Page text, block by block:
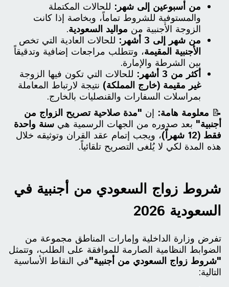
من أسبوعين إلى شهر: للحالات المكتملة
والمستوفية للشروط تماماً، وبخاصة إذا كانت
الزوجة الأجنبية من مواليد السعودية.
من شهر إلى 3 أشهر:
للحالات العادية التي تخص
الأجنبية المقيمة، وتتطلب مراجعات إضافية وتدقيقاً
بين الشرطة والإمارة.
أكثر من 3 أشهر:
للحالات التي تكون فيها الزوجة
غير مقيمة (خارج المملكة) نتيجة لارتباط المعاملة
بمراسلات السفارات والقنصليات بالخارج.
📝 معلومة هامة: إن "مدة صلاحية تصريح الزواج من
أجنبية" بعد صدوره من الجهات الرسمية هي سنة واحدة
فقط (12 شهراً)
، ويجب إتمام عقد القران وتوثيقه خلال
هذه المدة لكي لا يُلغى التصريح تلقائياً.
شروط زواج السعودي من أجنبية في
السعودية 2026
تفرض وزارة الداخلية وإمارات المناطق مجموعة من
الضوابط النظامية الصارمة للموافقة على الطلب، وتتمثل
"شروط زواج السعودي من أجنبية"في النقاط الأساسية
التالية: